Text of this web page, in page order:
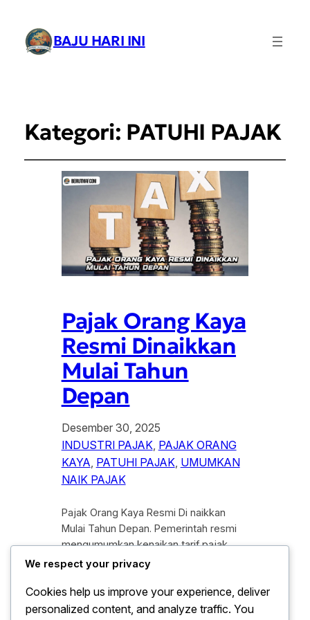
BAJU HARI INI
Kategori: PATUHI PAJAK
Pajak Orang Kaya
Resmi Dinaikkan
Mulai Tahun
Depan
Desember 30, 2025
INDUSTRI PAJAK, PAJAK ORANG
KAYA, PATUHI PAJAK, UMUMKAN
NAIK PAJAK
Pajak Orang Kaya Resmi Di naikkan
Mulai Tahun Depan. Pemerintah resmi
mengumumkan kenaikan tarif pajak
penghasilan bagi kelompok masyarakat
berlaku pada tahun depan. Kebijakan ini
di ambil sebagai bagian dari strategi
We respect your privacy
Cookies help us improve your experience, deliver
personalized content, and analyze traffic. You